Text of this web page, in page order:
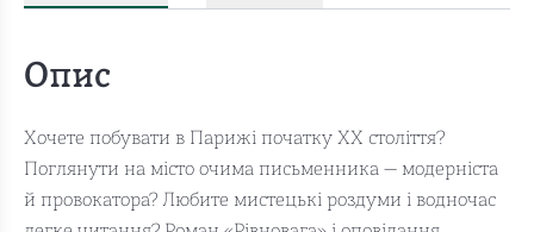
Опис
Хочете побувати в Парижі початку ХХ століття?
Поглянути на місто очима письменника — модерніста
й провокатора? Любите мистецькі роздуми і водночас